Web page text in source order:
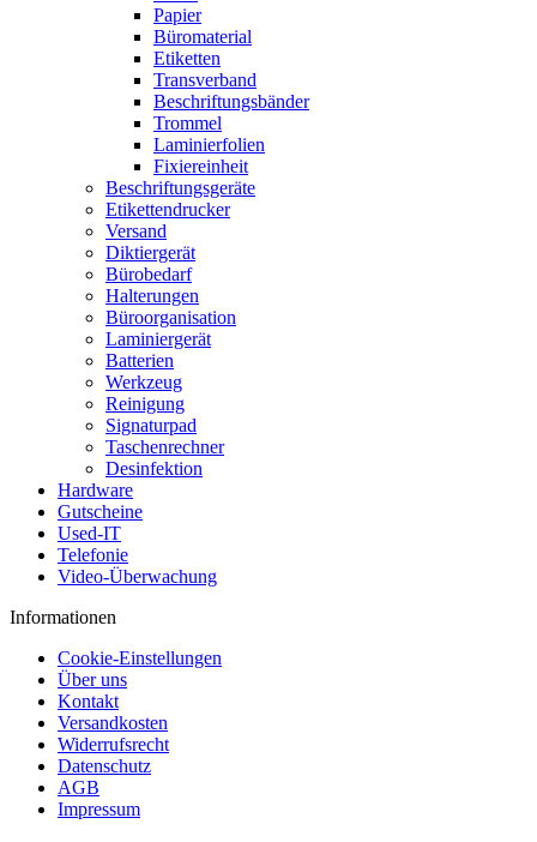
Papier
Büromaterial
Etiketten
Transverband
Beschriftungsbänder
Trommel
Laminierfolien
Fixiereinheit
Beschriftungsgeräte
Etikettendrucker
Versand
Diktiergerät
Bürobedarf
Halterungen
Büroorganisation
Laminiergerät
Batterien
Werkzeug
Reinigung
Signaturpad
Taschenrechner
Desinfektion
Hardware
Gutscheine
Used-IT
Telefonie
Video-Überwachung
Informationen
Cookie-Einstellungen
Über uns
Kontakt
Versandkosten
Widerrufsrecht
Datenschutz
AGB
Impressum